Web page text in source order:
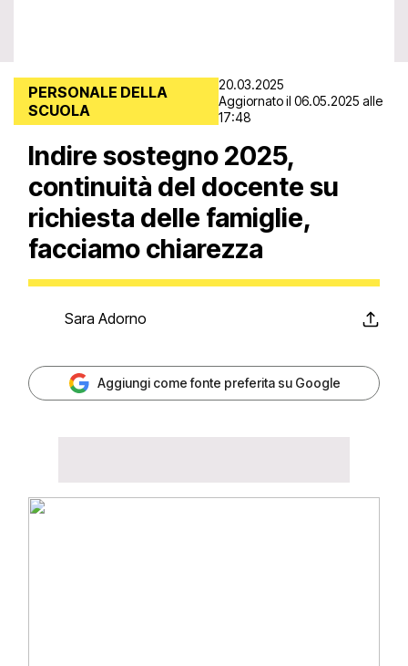
PERSONALE DELLA
SCUOLA
20.03.2025
Aggiornato il 06.05.2025 alle
17:48
Indire sostegno 2025,
continuità del docente su
richiesta delle famiglie,
facciamo chiarezza
Sara Adorno
Aggiungi come fonte preferita su Google